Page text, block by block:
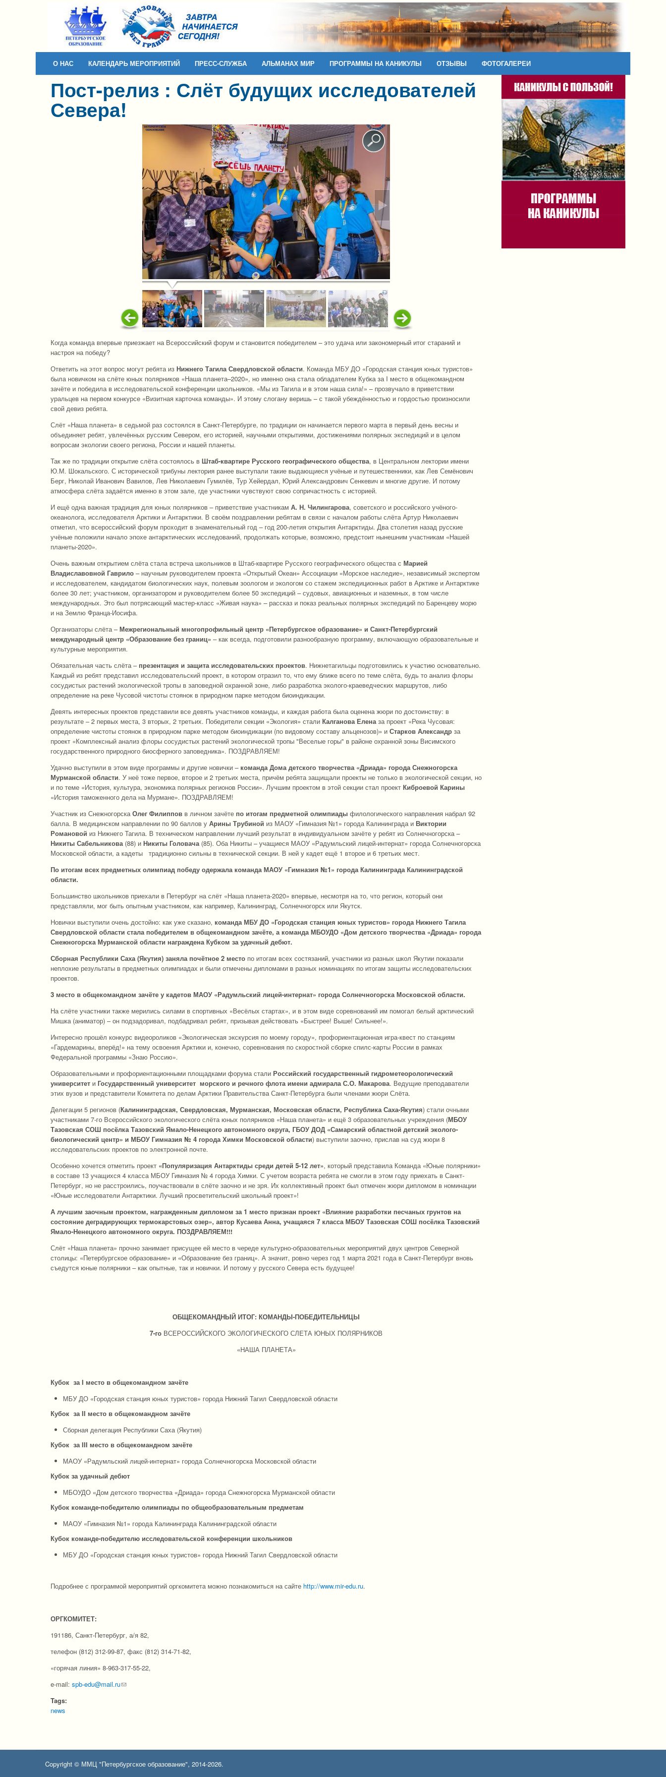
О НАС КАЛЕНДАРЬ МЕРОПРИЯТИЙ ПРЕСС-СЛУЖБА АЛЬМАНАХ МИР ПРОГРАММЫ НА КАНИКУЛЫ ОТЗЫВЫ ФОТОГАЛЕРЕИ
Пост-релиз : Слёт будущих исследователей
Севера!
Когда команда впервые приезжает на Всероссийский форум и становится победителем – это удача или закономерный итог стараний и
настроя на победу?
Ответить на этот вопрос могут ребята из Нижнего Тагила Свердловской области. Команда МБУ ДО «Городская станция юных туристов»
была новичком на слёте юных полярников «Наша планета–2020», но именно она стала обладателем Кубка за I место в общекомандном
зачёте и победила в исследовательской конференции школьников. «Мы из Тагила и в этом наша сила!» – прозвучало в приветствии
уральцев на первом конкурсе «Визитная карточка команды». И этому слогану веришь – с такой убеждённостью и гордостью произносили
свой девиз ребята.
Слёт «Наша планета» в седьмой раз состоялся в Санкт-Петербурге, по традиции он начинается первого марта в первый день весны и
объединяет ребят, увлечённых русским Севером, его историей, научными открытиями, достижениями полярных экспедиций и в целом
вопросам экологии своего региона, России и нашей планеты.
Так же по традиции открытие слёта состоялось в Штаб-квартире Русского географического общества, в Центральном лектории имени
Ю.М. Шокальского. С исторической трибуны лектория ранее выступали такие выдающиеся учёные и путешественники, как Лев Семёнович
Берг, Николай Иванович Вавилов, Лев Николаевич Гумилёв, Тур Хейердал, Юрий Александрович Сенкевич и многие другие. И потому
атмосфера слёта задаётся именно в этом зале, где участники чувствуют свою сопричастность с историей.
И ещё одна важная традиция для юных полярников – приветствие участникам А. Н. Чилингарова, советского и российского учёного-
океанолога, исследователя Арктики и Антарктики. В своём поздравлении ребятам в связи с началом работы слёта Артур Николаевич
отметил, что всероссийский форум проходит в знаменательный год – год 200-летия открытия Антарктиды. Два столетия назад русские
учёные положили начало эпохе антарктических исследований, продолжать которые, возможно, предстоит нынешним участникам «Нашей
планеты-2020».
Очень важным открытием слёта стала встреча школьников в Штаб-квартире Русского географического общества с Марией
Владиславовной Гаврило – научным руководителем проекта «Открытый Океан» Ассоциации «Морское наследие», независимый экспертом
и исследователем, кандидатом биологических наук, полевым зоологом и экологом со стажем экспедиционных работ в Арктике и Антарктике
более 30 лет; участником, организатором и руководителем более 50 экспедиций – судовых, авиационных и наземных, в том числе
международных. Это был потрясающий мастер-класс «Живая наука» – рассказ и показ реальных полярных экспедиций по Баренцеву морю
и на Землю Франца-Иосифа.
Организаторы слёта – Межрегиональный многопрофильный центр «Петербургское образование» и Санкт-Петербургский
международный центр «Образование без границ» – как всегда, подготовили разнообразную программу, включающую образовательные и
культурные мероприятия.
Обязательная часть слёта – презентация и защита исследовательских проектов. Нижнетагильцы подготовились к участию основательно.
Каждый из ребят представил исследовательский проект, в котором отразил то, что ему ближе всего по теме слёта, будь то анализ флоры
сосудистых растений экологической тропы в заповедной охранной зоне, либо разработка эколого-краеведческих маршрутов, либо
определение на реке Чусовой чистоты стоянок в природном парке методом биоиндикации.
Девять интересных проектов представили все девять участников команды, и каждая работа была оценена жюри по достоинству: в
результате – 2 первых места, 3 вторых, 2 третьих. Победители секции «Экология» стали Калганова Еленаза проект «Река Чусовая:
определение чистоты стоянок в природном парке методом биоиндикации (по видовому составу альценозов)» и Старков Александр за
проект «Комплексный анализ флоры сосудистых растений экологической тропы "Веселые горы" в районе охранной зоны Висимского
государственного природного биосферного заповедника». ПОЗДРАВЛЯЕМ!
Удачно выступили в этом виде программы и другие новички – команда Дома детского творчества «Дриада» города Снежногорска
Мурманской области. У неё тоже первое, второе и 2 третьих места, причём ребята защищали проекты не только в экологической секции, но
и по теме «История, культура, экономика полярных регионов России». Лучшим проектом в этой секции стал проект Киброевой Карины
«История таможенного дела на Мурмане». ПОЗДРАВЛЯЕМ!
Участник из СнежногорскаОлег Филиппов в личном зачёте по итогам предметной олимпиады филологического направления набрал 92
балла. В медицинском направлении по 90 баллов у Арины Трубиной из МАОУ «Гимназия №1» города Калининграда и Виктории
Романовой из Нижнего Тагила. В техническом направлении лучший результат в индивидуальном зачёте у ребят из Солнечногорска –
Никиты Сабельникова(88) и Никиты Головача (85). Оба Никиты – учащиеся МАОУ «Радумльский лицей-интернат» города Солнечногорска
Московской области, а кадеты традиционно сильны в технической секции. В ней у кадет ещё 1 второе и 6 третьих мест.
По итогам всех предметных олимпиад победу одержала команда МАОУ «Гимназия №1» города Калининграда Калининградской
области.
Большинство школьников приехали в Петербург на слёт «Наша планета-2020» впервые, несмотря на то, что регион, который они
представляли, мог быть опытным участником, как например, Калининград, Солнечногорск или Якутск.
Новички выступили очень достойно: как уже сказано, команда МБУ ДО «Городская станция юных туристов» города Нижнего Тагила
Свердловской области стала победителем в общекомандном зачёте, а команда МБОУДО «Дом детского творчества «Дриада» города
Снежногорска Мурманской области награждена Кубком за удачный дебют.
Сборная Республики Саха (Якутия) заняла почётное 2 место по итогам всех состязаний, участники из разных школ Якутии показали
неплохие результаты в предметных олимпиадах и были отмечены дипломами в разных номинациях по итогам защиты исследовательских
проектов.
3 место в общекомандном зачёте у кадетов МАОУ «Радумльский лицей-интернат» города Солнечногорска Московской области.
На слёте участники также мерились силами в спортивных «Весёлых стартах», и в этом виде соревнований им помогал белый арктический
Мишка (аниматор) – он подзадоривал, подбадривал ребят, призывая действовать «Быстрее! Выше! Сильнее!».
Интересно прошёл конкурс видеороликов «Экологическая экскурсия по моему городу», профориентационная игра-квест по станциям
«Гардемарины, вперёд!» на тему освоения Арктики и, конечно, соревнования по скоростной сборке спилс-карты России в рамках
Федеральной программы «Знаю Россию».
Образовательными и профориентационными площадками форума стали Российский государственный гидрометеорологический
университет и Государственный университет морского и речного флота имени адмирала С.О. Макарова. Ведущие преподаватели
этих вузов и представители Комитета по делам Арктики Правительства Санкт-Петербурга были членами жюри Слёта.
Делегации 5 регионов (Калининградская, Свердловская, Мурманская, Московская области, Республика Саха-Якутия) стали очными
участниками 7-го Всероссийского экологического слёта юных полярников «Наша планета» и ещё 3 образовательных учреждения (МБОУ
Тазовская СОШ посёлка Тазовский Ямало-Ненецкого автономного округа, ГБОУ ДОД «Самарский областной детский эколого-
биологический центр» и МБОУ Гимназия № 4 города Химки Московской области) выступили заочно, прислав на суд жюри 8
исследовательских проектов по электронной почте.
Особенно хочется отметить проект «Популяризация Антарктиды среди детей 5-12 лет», который представила Команда «Юные полярники»
в составе 13 учащихся 4 класса МБОУ Гимназия № 4 города Химки. С учетом возраста ребята не смогли в этом году приехать в Санкт-
Петербург, но не расстроились, поучаствовали в слёте заочно и не зря. Их коллективный проект был отмечен жюри дипломом в номинации
«Юные исследователи Антарктики. Лучший просветительский школьный проект»!
А лучшим заочным проектом, награжденным дипломом за 1 место признан проект «Влияние разработки песчаных грунтов на
состояние деградирующих термокарстовых озер», автор Кусаева Анна, учащаяся 7 класса МБОУ Тазовская СОШ посёлка Тазовский
Ямало-Ненецкого автономного округа. ПОЗДРАВЛЯЕМ!!!
Слёт «Наша планета» прочно занимает присущее ей место в череде культурно-образовательных мероприятий двух центров Северной
столицы: «Петербургское образование» и «Образование без границ». А значит, ровно через год 1 марта 2021 года в Санкт-Петербург вновь
съедутся юные полярники ­– как опытные, так и новички. И потому у русского Севера есть будущее!
ОБЩЕКОМАНДНЫЙ ИТОГ: КОМАНДЫ-ПОБЕДИТЕЛЬНИЦЫ
7-го ВСЕРОССИЙСКОГО ЭКОЛОГИЧЕСКОГО СЛЕТА ЮНЫХ ПОЛЯРНИКОВ
«НАША ПЛАНЕТА»
Кубок за I место в общекомандном зачёте
МБУ ДО «Городская станция юных туристов» города Нижний Тагил Свердловской области
Кубок за II место в общекомандном зачёте
Сборная делегация Республики Саха (Якутия)
Кубок заIII место в общекомандном зачёте
МАОУ «Радумльский лицей-интернат» города Солнечногорска Московской области
Кубок за удачный дебют
МБОУДО «Дом детского творчества «Дриада» города Снежногорска Мурманской области
Кубок команде-победителю олимпиады по общеобразовательным предметам
МАОУ «Гимназия №1» города Калининграда Калининградской области
Кубок команде-победителю исследовательской конференции школьников
МБУ ДО «Городская станция юных туристов» города Нижний Тагил Свердловской области
Подробнее с программой мероприятий оргкомитета можно познакомиться на сайте http://www.mir-edu.ru.
ОРГКОМИТЕТ:
191186, Санкт-Петербург, а/я 82,
телефон (812) 312-99-87, факс (812) 314-71-82,
«горячая линия» 8-963-317-55-22,
e-mail: spb-edu@mail.ru(link sends e-mail)
Tags:
news
Copyright © ММЦ "Петербургское образование", 2014-2026.